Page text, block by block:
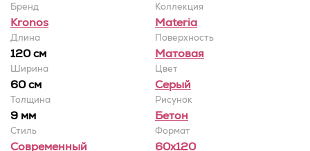
Бренд
Kronos
Коллекция
Materia
Длина
120 см
Поверхность
Матовая
Ширина
60 cм
Цвет
Серый
Толщина
9 мм
Рисунок
Бетон
Стиль
Современный
Формат
60x120